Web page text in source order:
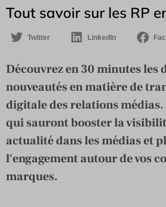
Tout savoir sur les RP
Twitter LinkedIn
Découvrez en 30 minutes les
nouveautés en matière de
digitale des relations
qui sauront booster la
actualité dans les médias et
l'engagement autour de vos
marques.